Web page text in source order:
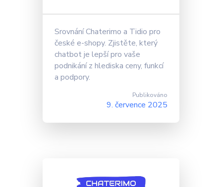
Srovnání Chaterimo a Tidio pro
české e-shopy. Zjistěte, který
chatbot je lepší pro vaše
podnikání z hlediska ceny, funkcí
a podpory.
Publikováno
9. července 2025